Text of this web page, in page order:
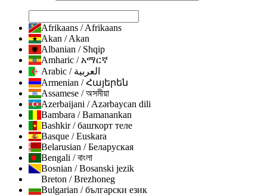
Afrikaans / Afrikaans
Akan / Akan
Albanian / Shqip
Amharic / አማርኛ
Arabic / العربية
Armenian / Հայերեն
Assamese / অসমীয়া
Azerbaijani / Azərbaycan dili
Bambara / Bamanankan
Bashkir / башҡорт теле
Basque / Euskara
Belarusian / Беларуская
Bengali / বাংলা
Bosnian / Bosanski jezik
Breton / Brezhoneg
Bulgarian / български език